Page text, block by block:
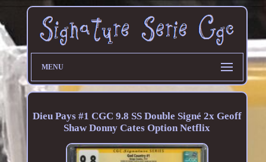
MENU
Dieu Pays #1 CGC 9.8 SS Double Signé 2x Geoff
Shaw Donny Cates Option Netflix